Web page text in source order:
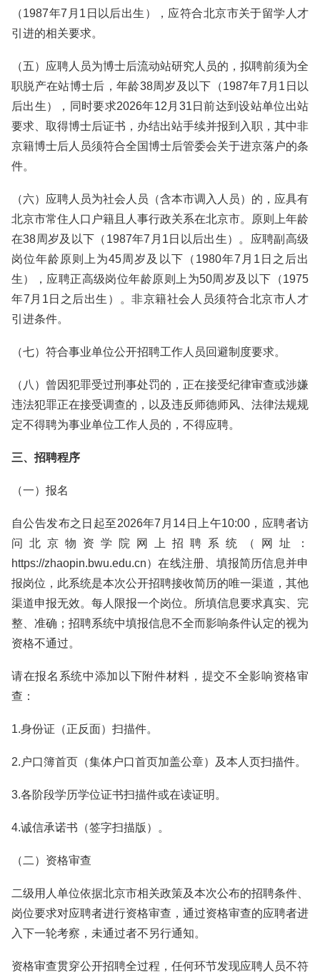
（1987年7月1日以后出生），应符合北京市关于留学人才
引进的相关要求。
（五）应聘人员为博士后流动站研究人员的，拟聘前须为全
职脱产在站博士后，年龄38周岁及以下（1987年7月1日以
后出生），同时要求2026年12月31日前达到设站单位出站
要求、取得博士后证书，办结出站手续并报到入职，其中非
京籍博士后人员须符合全国博士后管委会关于进京落户的条
件。
（六）应聘人员为社会人员（含本市调入人员）的，应具有
北京市常住人口户籍且人事行政关系在北京市。原则上年龄
在38周岁及以下（1987年7月1日以后出生）。应聘副高级
岗位年龄原则上为45周岁及以下（1980年7月1日之后出
生），应聘正高级岗位年龄原则上为50周岁及以下（1975
年7月1日之后出生）。非京籍社会人员须符合北京市人才
引进条件。
（七）符合事业单位公开招聘工作人员回避制度要求。
（八）曾因犯罪受过刑事处罚的，正在接受纪律审查或涉嫌
违法犯罪正在接受调查的，以及违反师德师风、法律法规规
定不得聘为事业单位工作人员的，不得应聘。
三、招聘程序
（一）报名
自公告发布之日起至2026年7月14日上午10:00，应聘者访
问北京物资学院网上招聘系统（网址：
https://zhaopin.bwu.edu.cn）在线注册、填报简历信息并申
报岗位，此系统是本次公开招聘接收简历的唯一渠道，其他
渠道申报无效。每人限报一个岗位。所填信息要求真实、完
整、准确；招聘系统中填报信息不全而影响条件认定的视为
资格不通过。
请在报名系统中添加以下附件材料，提交不全影响资格审
查：
1.身份证（正反面）扫描件。
2.户口簿首页（集体户口首页加盖公章）及本人页扫描件。
3.各阶段学历学位证书扫描件或在读证明。
4.诚信承诺书（签字扫描版）。
（二）资格审查
二级用人单位依据北京市相关政策及本次公布的招聘条件、
岗位要求对应聘者进行资格审查，通过资格审查的应聘者进
入下一轮考察，未通过者不另行通知。
资格审查贯穿公开招聘全过程，任何环节发现应聘人员不符